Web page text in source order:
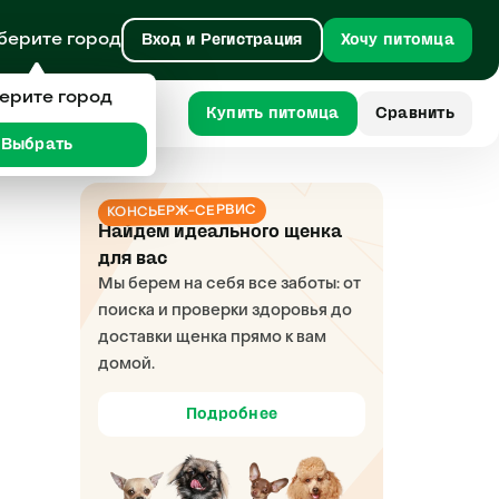
город Вход и Регистрация Хочу питомца
Купить питомца Сравнить
КОНСЬЕРЖ-СЕРВИС
Найдем идеального щенка
для вас
Мы берем на себя все заботы: от
поиска и проверки здоровья до
доставки щенка прямо к вам
домой.
Подробнее
город
Выбрать